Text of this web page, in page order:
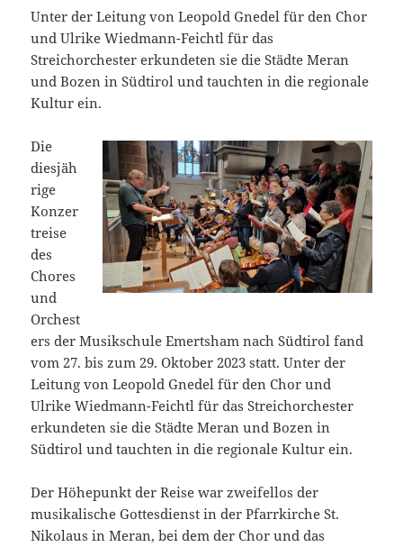
Unter der Leitung von Leopold Gnedel für den Chor
und Ulrike Wiedmann-Feichtl für das
Streichorchester erkundeten sie die Städte Meran
und Bozen in Südtirol und tauchten in die regionale
Kultur ein.
Die
diesjäh
rige
Konzer
treise
des
Chores
und
Orchest
ers der Musikschule Emertsham nach Südtirol fand
vom 27. bis zum 29. Oktober 2023 statt. Unter der
Leitung von Leopold Gnedel für den Chor und
Ulrike Wiedmann-Feichtl für das Streichorchester
erkundeten sie die Städte Meran und Bozen in
Südtirol und tauchten in die regionale Kultur ein.
Der Höhepunkt der Reise war zweifellos der
musikalische Gottesdienst in der Pfarrkirche St.
Nikolaus in Meran, bei dem der Chor und das